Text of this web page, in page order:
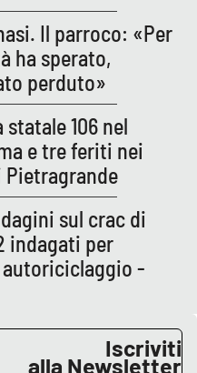
Il parroco: «Per
ha sperato,
perduto»
106 nel
e tre feriti nei
Pietragrande
sul crac di
indagati per
-
Iscriviti
alla Newsletter